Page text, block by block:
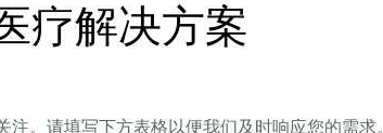
疗解决方案
注。请填写下方表格以便我们及时响应您的需求。